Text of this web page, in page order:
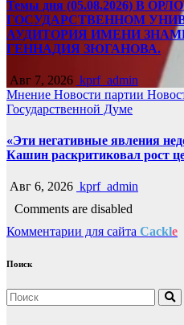
Темы дня (05.08.2026) В
ГОСУДАРСТВЕННОМ
АУДИТОРИЯ ИМЕНИ
ГЕННАДИЯ ЗЮГАНОВА.
Авг 7, 2026 kprf_admin
Мнение Новости партии
Государственной Думе
«Эти негативные явления
Кашин раскритиковал рост
Авг 6, 2026 kprf_admin
Comments are disabled
Комментарии для сайта Cackle
Поиск